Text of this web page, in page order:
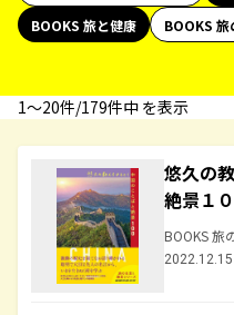
BOOKS 旅と健康
BOOKS 旅
1〜20件/179件中 を表示
悠久の
絶景１
BOOKS 旅